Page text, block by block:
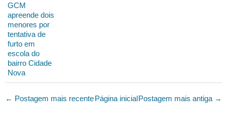
GCM
apreende dois
menores por
tentativa de
furto em
escola do
bairro Cidade
Nova
← Postagem mais recente Postagem mais antiga →
Página inicial